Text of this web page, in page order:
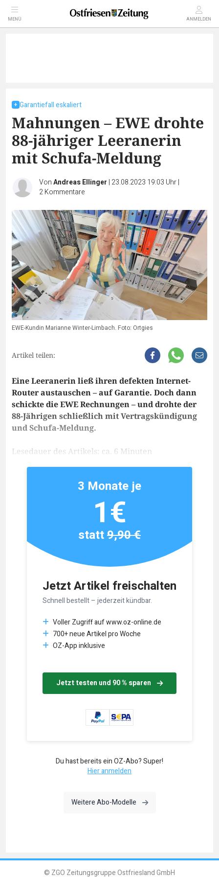
MENÜ ANMELDEN
Garantiefall eskaliert
Mahnungen – EWE drohte
88-jähriger Leeranerin
mit Schufa-Meldung
VonAndreas Ellinger | 23.08.2023 19:03 Uhr|
2Kommentare
EWE-Kundin Marianne Winter-Limbach. Foto: Ortgies
Artikel teilen:
Eine Leeranerin ließ ihren defekten Internet-
Router austauschen – auf Garantie. Doch dann
schickte die EWE Rechnungen – und drohte der
88-Jährigen schließlich mit Vertragskündigung
und Schufa-Meldung.
Lesedauer des Artikels: ca. 6 Minuten
Jetzt Artikel freischalten
Schnell bestellt – jederzeit kündbar.
Voller Zugriff auf www.oz-online.de
700+ neue Artikel pro Woche
OZ-App inklusive
Jetzt testen und 90 % sparen
3 Monate je
1€
statt9,90 €
Du hast bereits ein OZ-Abo? Super!
Hier anmelden
Weitere Abo-Modelle
© ZGO Zeitungsgruppe Ostfriesland GmbH